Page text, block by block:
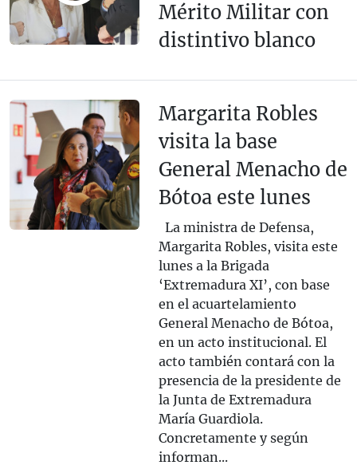
Mérito Militar con
distintivo blanco
Margarita Robles
visita la base
General Menacho de
Bótoa este lunes
La ministra de Defensa,
Margarita Robles, visita este
lunes a la Brigada
‘Extremadura XI’, con base
en el acuartelamiento
General Menacho de Bótoa,
en un acto institucional. El
acto también contará con la
presencia de la presidente de
la Junta de Extremadura
María Guardiola.
Concretamente y según
informan...